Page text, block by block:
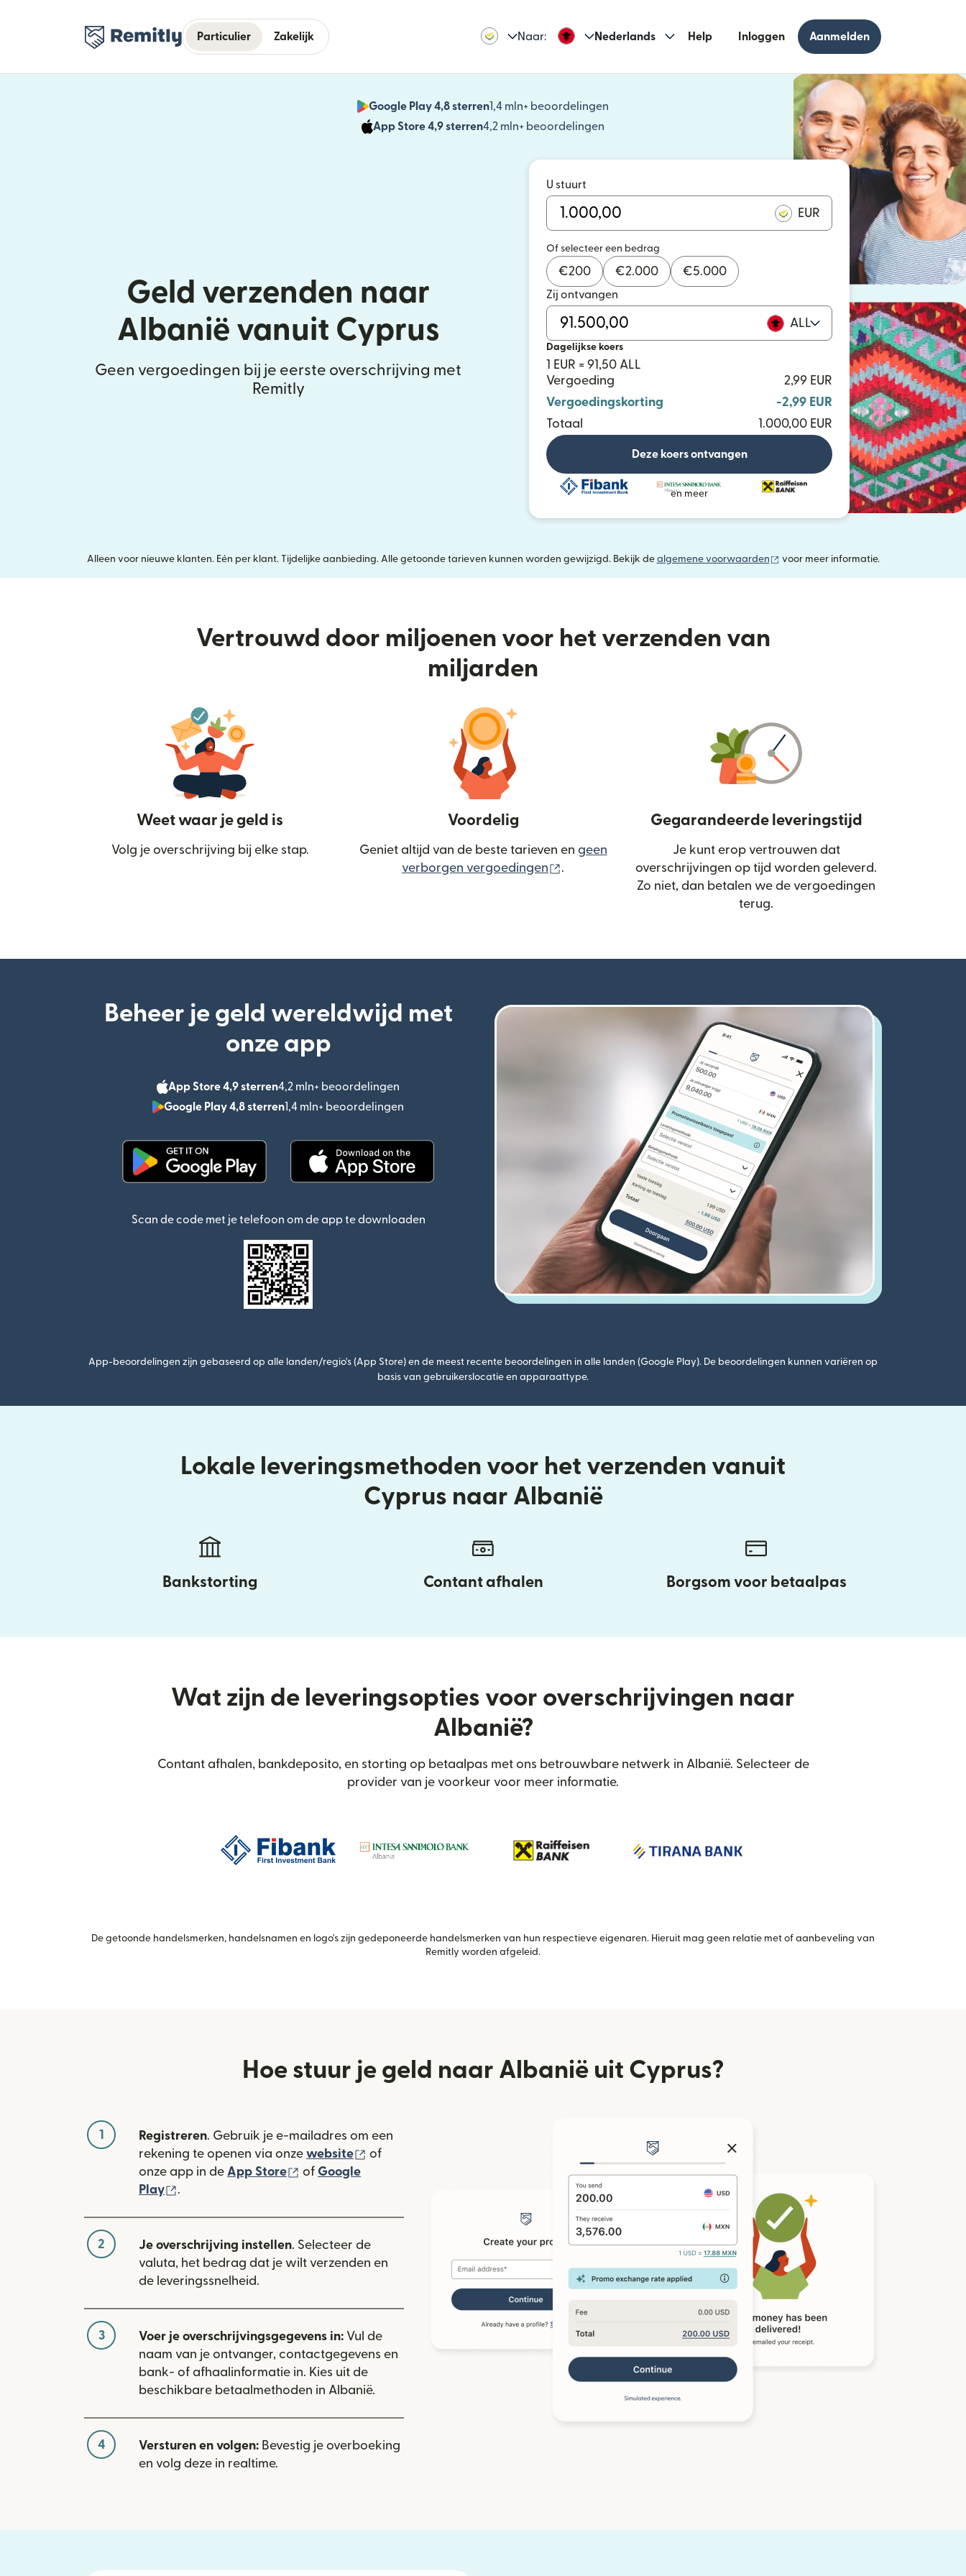
Particulier Zakelijk Naar: Nederlands Help Inloggen Aanmelden
Google Play 4,8 sterren1,4 mln+ beoordelingen
(wordt geopend in een nieuw venster)
App Store 4,9 sterren4,2 mln+ beoordelingen
(wordt geopend in een nieuw venster)
Geld verzenden naar
Albanië vanuit Cyprus
Geen vergoedingen bij je eerste overschrijving met
Remitly
U stuurt
EUR
Of selecteer een bedrag
€200 €2.000 €5.000
Zij ontvangen
ALL
Dagelijkse koers
1 EUR = 91,50 ALL
Vergoeding
2,99 EUR
Vergoedingskorting
-2,99 EUR
Totaal
1.000,00 EUR
Deze koers ontvangen
en meer
Alleen voor nieuwe klanten. Eén per klant. Tijdelijke aanbieding. Alle getoonde tarieven kunnen worden gewijzigd. Bekijk de algemene voorwaarden (wordt geopend in een nieuw venster)
voor meer informatie.
Vertrouwd door miljoenen voor het verzenden van
miljarden
Weet waar je geld is
Volg je overschrijving bij elke stap.
Voordelig
Geniet altijd van de beste tarieven en geen
verborgen vergoedingen
(wordt geopend in een nieuw venster)
.
Gegarandeerde leveringstijd
Je kunt erop vertrouwen dat
overschrijvingen op tijd worden geleverd.
Zo niet, dan betalen we de vergoedingen
terug.
Beheer je geld wereldwijd met
onze app
App Store 4,9 sterren4,2 mln+ beoordelingen
Google Play 4,8 sterren1,4 mln+ beoordelingen
Scan de code met je telefoon om de app te downloaden
App-beoordelingen zijn gebaseerd op alle landen/regio's (App Store) en de meest recente beoordelingen in alle landen (Google Play). De beoordelingen kunnen variëren op
basis van gebruikerslocatie en apparaattype.
Lokale leveringsmethoden voor het verzenden vanuit
Cyprus naar Albanië
Bankstorting Contant afhalen Borgsom voor betaalpas
Wat zijn de leveringsopties voor overschrijvingen naar
Albanië?
Contant afhalen, bankdeposito, en storting op betaalpas met ons betrouwbare netwerk in Albanië. Selecteer de
provider van je voorkeur voor meer informatie.
De getoonde handelsmerken, handelsnamen en logo's zijn gedeponeerde handelsmerken van hun respectieve eigenaren. Hieruit mag geen relatie met of aanbeveling van
Remitly worden afgeleid.
Hoe stuur je geld naar Albanië uit Cyprus?
1 Registreren. Gebruik je e-mailadres om een
rekening te openen via onze website (wordt geopend in een nieuw venster)
of
onze app in de App Store (wordt geopend in een nieuw venster)
of Google
Play
(wordt geopend in een nieuw venster)
.
2 Je overschrijving instellen. Selecteer de
valuta, het bedrag dat je wilt verzenden en
de leveringssnelheid.
3 Voer je overschrijvingsgegevens in: Vul de
naam van je ontvanger, contactgegevens en
bank- of afhaalinformatie in. Kies uit de
beschikbare betaalmethoden in Albanië.
4 Versturen en volgen: Bevestig je overboeking
en volg deze in realtime.